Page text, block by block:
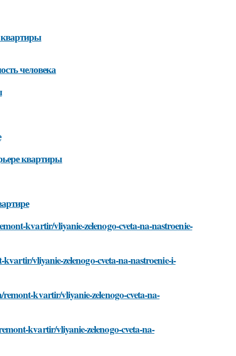
квартиры
человека
квартиры
kvartir/vliyanie-zelenogo-cveta-na-nastroenie-
vliyanie-zelenogo-cveta-na-nastroenie-i-
kvartir/vliyanie-zelenogo-cveta-na-
kvartir/vliyanie-zelenogo-cveta-na-